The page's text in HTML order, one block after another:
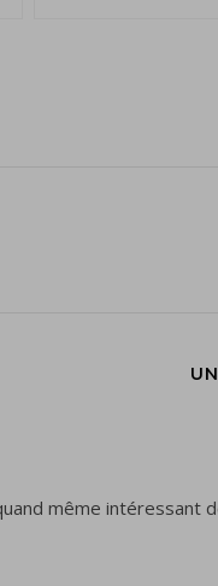
même intéressant